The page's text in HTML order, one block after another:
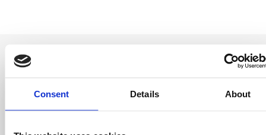
Consent Details About
Entérate antes